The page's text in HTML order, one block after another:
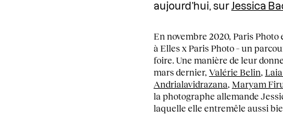
aujourd’hui, surJessica
En novembre 2020, Paris
à Elles x Paris Photo – un
foire. Une manière de leur
mars dernier,Valérie Belin,
Andrialavidrazana,Maryam
la photographe allemande
laquelle elle entremêle aussi